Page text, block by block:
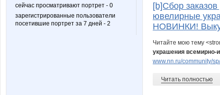
сейчас просматривают портрет - 0
зарегистрированные пользователи
посетившие портрет за 7 дней - 2
[b]Сбор
ювелирные
НОВИНКИ!
Читайте мою тему
украшения
www.nn.ru/community/
Читать полностью